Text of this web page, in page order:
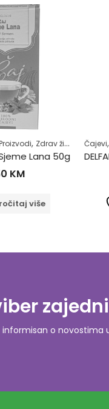
,Zdrav život
Lana 50g
KM
više
Čajevi,
o novostima u